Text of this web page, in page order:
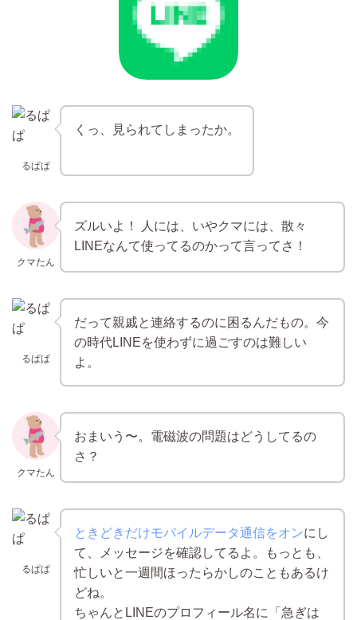
るぱぱ
くっ、見られてしまったか。
クマたん
ズルいよ！ 人には、いやクマには、散々
LINEなんて使ってるのかって言ってさ！
るぱぱ
だって親戚と連絡するのに困るんだもの。今
の時代LINEを使わずに過ごすのは難しい
よ。
クマたん
おまいう〜。電磁波の問題はどうしてるの
さ？
るぱぱ
ときどきだけモバイルデータ通信をオンにし
て、メッセージを確認してるよ。もっとも、
忙しいと一週間ほったらかしのこともあるけ
どね。
ちゃんとLINEのプロフィール名に「急ぎは